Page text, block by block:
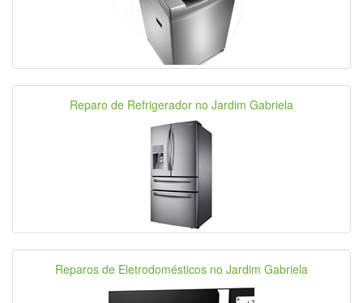
Reparo de Refrigerador no Jardim Gabriela
Reparos de Eletrodomésticos no Jardim Gabriela